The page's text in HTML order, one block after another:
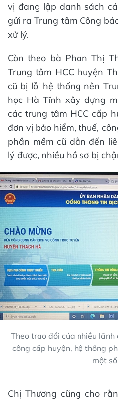
vị đang lập danh sách
gửi ra Trung tâm Công
xử lý.
Còn theo bà Phan Thị
Trung tâm HCC huyện
cũ bị lỗi hệ thống nên
học Hà Tĩnh xây dựng
các trung tâm HCC cấp
đơn vị bảo hiểm, thuế,
phần mềm cũ dẫn đến
lý được, nhiều hồ sơ bị
Theo trao đổi của nhiều
công cấp huyện, hệ thống
một
Chị Thương cũng cho